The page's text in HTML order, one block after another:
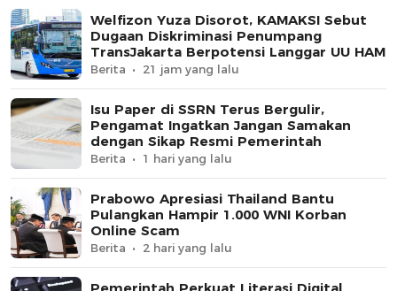
Welfizon Yuza Disorot, KAMAKSI Sebut
Dugaan Diskriminasi Penumpang
TransJakarta Berpotensi Langgar UU HAM
Berita 21 jam yang lalu
Isu Paper di SSRN Terus Bergulir,
Pengamat Ingatkan Jangan Samakan
dengan Sikap Resmi Pemerintah
Berita 1 hari yang lalu
Prabowo Apresiasi Thailand Bantu
Pulangkan Hampir 1.000 WNI Korban
Online Scam
Berita 2 hari yang lalu